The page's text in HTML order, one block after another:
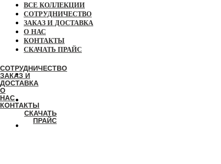
СОТРУДНИЧЕСТВО
ЗАКАЗ И
ДОСТАВКА
О
НАС
КОНТАКТЫ
СКАЧАТЬ
ПРАЙС
ВСЕ КОЛЛЕКЦИИ
СОТРУДНИЧЕСТВО
ЗАКАЗ И ДОСТАВКА
О НАС
КОНТАКТЫ
СКАЧАТЬ ПРАЙС